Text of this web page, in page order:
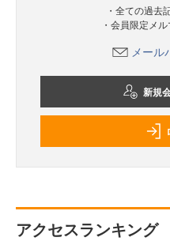
・全ての過去
・会員限定メ
メール
新規
アクセスランキング